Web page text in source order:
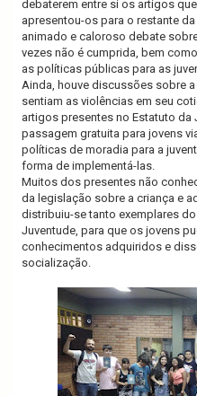
debaterem entre si os artigos
apresentou-os para o restante
animado e caloroso debate
vezes não é cumprida, bem
as políticas públicas para as
Ainda, houve discussões sobre
sentiam as violências em seu
artigos presentes no Estatuto da
passagem gratuita para jovens
políticas de moradia para a
forma de implementá-las.
Muitos dos presentes não
da legislação sobre a criança e
distribuiu-se tanto exemplares
Juventude, para que os jovens
conhecimentos adquiridos e
socialização.